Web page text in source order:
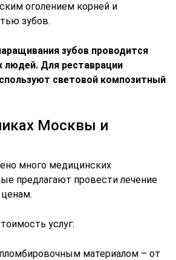
оголением корней и
зубов.
зубов проводится
людей. Для реставрации
световой композитный
Москвы и
много медицинских
предлагают провести лечение
услуг:
материалом – от